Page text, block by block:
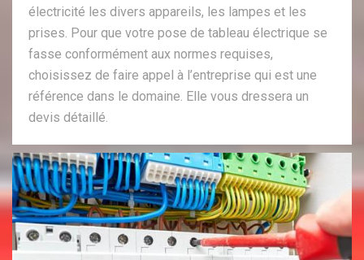
électricité les divers appareils, les lampes et les
prises. Pour que votre pose de tableau électrique se
fasse conformément aux normes requises,
choisissez de faire appel à l’entreprise qui est une
référence dans le domaine. Elle vous dressera un
devis détaillé.